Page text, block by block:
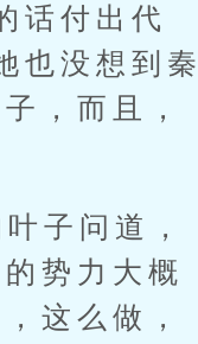
话付出代
也没想到秦
，而且，
子问道，
势力大概
这么做，